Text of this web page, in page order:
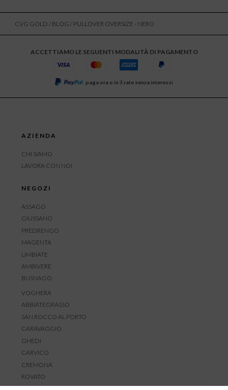
CVG GOLD / BLOG / PULLOVER OVERSIZE - NERO
ACCETTIAMO LE SEGUENTI MODALITÀ DI PAGAMENTO
paga ora o in 3 rate senza interessi
AZIENDA
CHI SIAMO
LAVORA CON NOI
NEGOZI
ASSAGO
GIUSSANO
PREDRENGO
MAGENTA
LIMBIATE
AMBIVERE
BUSNAGO
VOGHERA
ABBIATEGRASSO
SAN ROCCO AL PORTO
CARAVAGGIO
GHEDI
CARVICO
CREMONA
ROVATO